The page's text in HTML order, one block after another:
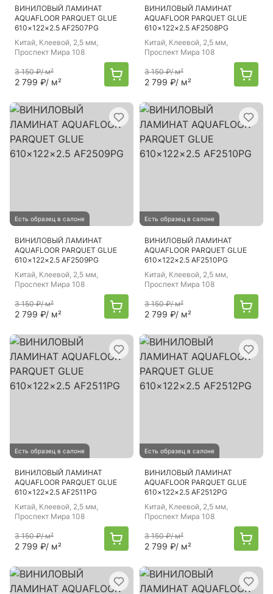
ВИНИЛОВЫЙ ЛАМИНАТ
AQUAFLOOR PARQUET GLUE
610×122×2.5 AF2507PG
Китай, Клеевой, 2,5 мм,
Проспект Мира 108
3 150 ₽/ м²
2 799 ₽/ м²
ВИНИЛОВЫЙ ЛАМИНАТ
AQUAFLOOR PARQUET GLUE
610×122×2.5 AF2508PG
Китай, Клеевой, 2,5 мм,
Проспект Мира 108
3 150 ₽/ м²
2 799 ₽/ м²
Есть образец в салоне
ВИНИЛОВЫЙ ЛАМИНАТ
AQUAFLOOR PARQUET GLUE
610×122×2.5 AF2509PG
Китай, Клеевой, 2,5 мм,
Проспект Мира 108
3 150 ₽/ м²
2 799 ₽/ м²
Есть образец в салоне
ВИНИЛОВЫЙ ЛАМИНАТ
AQUAFLOOR PARQUET GLUE
610×122×2.5 AF2510PG
Китай, Клеевой, 2,5 мм,
Проспект Мира 108
3 150 ₽/ м²
2 799 ₽/ м²
Есть образец в салоне
ВИНИЛОВЫЙ ЛАМИНАТ
AQUAFLOOR PARQUET GLUE
610×122×2.5 AF2511PG
Китай, Клеевой, 2,5 мм,
Проспект Мира 108
3 150 ₽/ м²
2 799 ₽/ м²
Есть образец в салоне
ВИНИЛОВЫЙ ЛАМИНАТ
AQUAFLOOR PARQUET GLUE
610×122×2.5 AF2512PG
Китай, Клеевой, 2,5 мм,
Проспект Мира 108
3 150 ₽/ м²
2 799 ₽/ м²